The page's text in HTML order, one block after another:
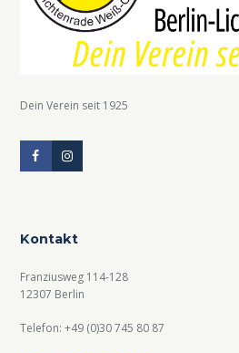
Dein Verein seit 1925
Kontakt
Franziusweg 114-128
12307 Berlin
Telefon: +49 (0)30 745 80 87